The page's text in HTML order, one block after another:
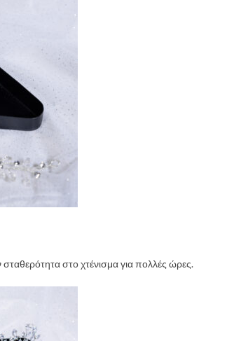
σταθερότητα στο χτένισμα για πολλές ώρες.